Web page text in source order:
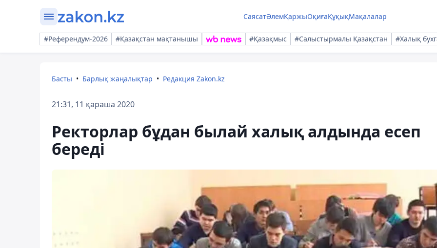
СаясатӘлемҚаржыОқиғаҚұқықМақалалар
#Референдум-2026 #Қазақстан мақтанышы #Қазақмыс #Салыстырмалы Қазақстан #Халық
Басты Барлық жаңалықтар Редакция Zakon.kz
21:31, 11 қараша 2020
Ректорлар бұдан былай халық алдында есеп
береді